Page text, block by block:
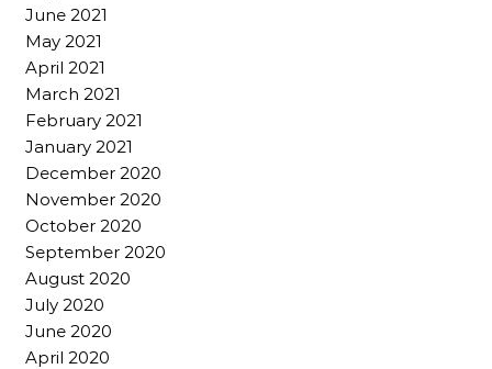
June 2021
May 2021
April 2021
March 2021
February 2021
January 2021
December 2020
November 2020
October 2020
September 2020
August 2020
July 2020
June 2020
April 2020